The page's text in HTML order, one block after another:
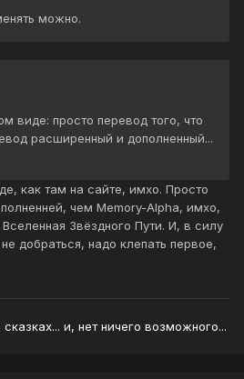
можно.
виде: просто перевод того, что
расширенный и дополненный...
как там на сайте, имхо. Просто
чем Memory-Alpha, имхо,
Звёздного Пути. И, в силу
добраться, надо клепать первое,
и, нет ничего возможного...